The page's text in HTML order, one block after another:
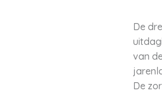
De
van
De